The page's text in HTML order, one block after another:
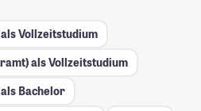
Vollzeitstudium
als Vollzeitstudium
Bachelor